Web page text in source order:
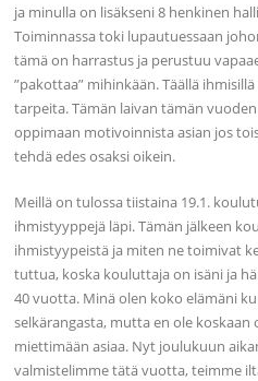
ja minulla on lisäkseni 8 henkinen
Toiminnassa toki lupautuessaan
tämä on harrastus ja perustuu
”pakottaa” mihinkään. Täällä
tarpeita. Tämän laivan tämän
oppimaan motivoinnista asian jos
tehdä edes osaksi oikein.
Meillä on tulossa tiistaina 19.1.
ihmistyyppejä läpi. Tämän jälkeen
ihmistyypeistä ja miten ne toimivat
tuttua, koska kouluttaja on isäni ja
40 vuotta. Minä olen koko elämäni
selkärangasta, mutta en ole
miettimään asiaa. Nyt joulukuun
valmistelimme tätä vuotta, teimme